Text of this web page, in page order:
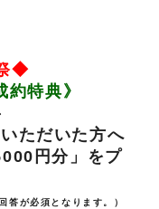
◆
特典》
ただいた方へ
円分」をプ
答が必須となります。）